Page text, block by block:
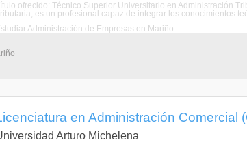
ofrecido: Técnico Superior Universitario en Administración
es un profesional capaz de integrar los conocimientos
Administración de Empresas en Mariño
en Administración Comercial
Arturo Michelena